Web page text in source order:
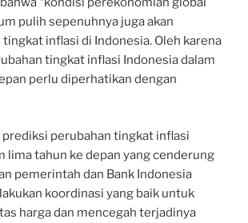
pulih sepenuhnya juga akan
inflasi di Indonesia. Oleh karena
tingkat inflasi Indonesia dalam
perlu diperhatikan dengan
prediksi perubahan tingkat inflasi
lima tahun ke depan yang cenderung
pemerintah dan Bank Indonesia
koordinasi yang baik untuk
harga dan mencegah terjadinya